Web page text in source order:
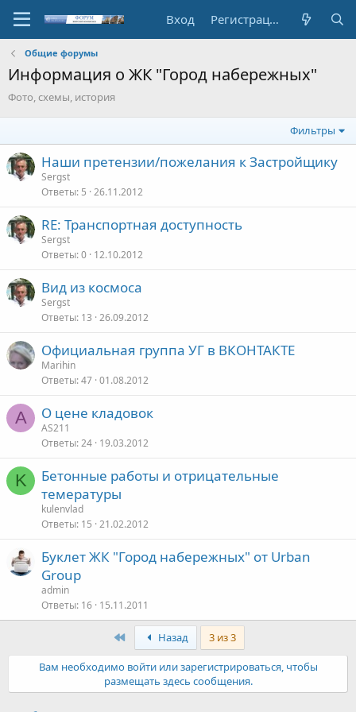
Вход Регистрация
Общие форумы
Информация о ЖК "Город набережных"
Фото, схемы, история
Фильтры
Наши претензии/пожелания к Застройщику
Sergst
Ответы 5 26.11.2012
RE: Транспортная доступность
Sergst
Ответы 0 12.10.2012
Вид из космоса
Sergst
Ответы 13 26.09.2012
Официальная группа УГ в ВКОНТАКТЕ
Marihin
Ответы 47 01.08.2012
A О цене кладовок
AS211
Ответы 24 19.03.2012
K
Бетонные работы и отрицательные
темературы
kulenvlad
Ответы 15 21.02.2012
Буклет ЖК "Город набережных" от Urban
Group
admin
Ответы 16 15.11.2011
ПервыйНазад 3 из 3
Вам необходимо войти или зарегистрироваться, чтобы
размещать здесь сообщения.